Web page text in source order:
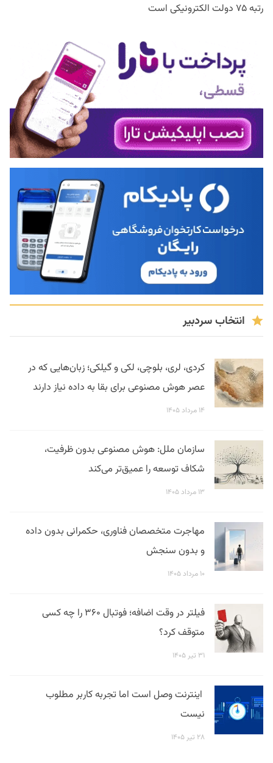
رتبه ۷۵ دولت الکترونیکی است
انتخاب سردبیر
کردی، لری، بلوچی، لکی و گیلکی؛ زبان‌هایی که در
عصر هوش مصنوعی برای بقا به داده نیاز دارند
۱۴ مرداد ۱۴۰۵
سازمان ملل: هوش مصنوعی بدون ظرفیت،
شکاف توسعه را عمیق‌تر می‌کند
۱۳ مرداد ۱۴۰۵
مهاجرت متخصصان فناوری، حکمرانی بدون داده
و بدون سنجش
۱۰ مرداد ۱۴۰۵
فیلتر در وقت اضافه؛ فوتبال ۳۶۰ را چه کسی
متوقف کرد؟
۳۱ تیر ۱۴۰۵
اینترنت وصل است اما تجربه کاربر مطلوب
نیست
۲۸ تیر ۱۴۰۵